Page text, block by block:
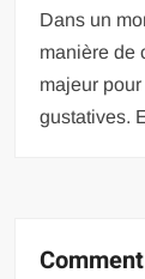
Dans un
manière de
majeur
gustatives.